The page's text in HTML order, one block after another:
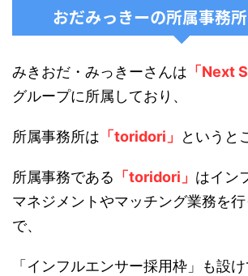
おだみっきーの所属事務
みきおだ・みっきーさんは 「Next
グループに所属しており、
所属事務所は 「toridori」 というと
所属事務である 「toridori」 はイン
マネジメントやマッチング業務を
で、
「インフルエンサー採用枠」も設け